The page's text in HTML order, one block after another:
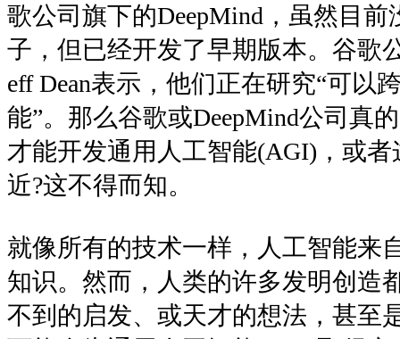
歌公司旗下的DeepMind，虽然目
子，但已经开发了早期版本。谷歌
eff Dean表示，他们正在研究“可以
能”。那么谷歌或DeepMind公司真
才能开发通用人工智能(AGI)，或
近?这不得而知。
就像所有的技术一样，人工智能来
知识。然而，人类的许多发明创造
不到的启发、或天才的想法，甚至